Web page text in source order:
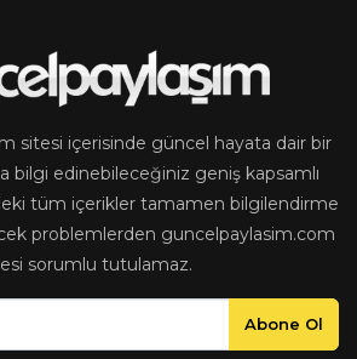
sitesi içerisinde güncel hayata dair bir
bilgi edinebileceğiniz geniş kapsamlı
tüm içerikler tamamen bilgilendirme
problemlerden guncelpaylasim.com
sorumlu tutulamaz.
Abone Ol